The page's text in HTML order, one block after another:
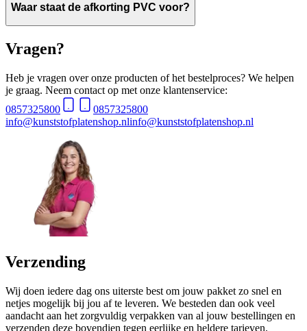
Waar staat de afkorting PVC voor?
Vragen?
Heb je vragen over onze producten of het bestelproces? We helpen
je graag. Neem contact op met onze klantenservice:
0857325800
0857325800
info@kunststofplatenshop.nlinfo@kunststofplatenshop.nl
Verzending
Wij doen iedere dag ons uiterste best om jouw pakket zo snel en
netjes mogelijk bij jou af te leveren. We besteden dan ook veel
aandacht aan het zorgvuldig verpakken van al jouw bestellingen en
verzenden deze bovendien tegen eerlijke en heldere tarieven.